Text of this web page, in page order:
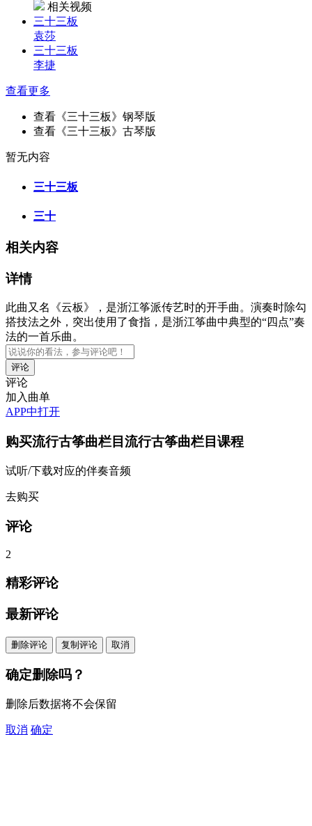
相关视频
三十三板
袁莎
三十三板
李捷
查看更多
查看《三十三板》钢琴版
查看《三十三板》古琴版
暂无内容
三十三板
三十
相关内容
详情
此曲又名《云板》，是浙江筝派传艺时的开手曲。演奏时除勾
搭技法之外，突出使用了食指，是浙江筝曲中典型的“四点”奏
法的一首乐曲。
评论
加入曲单
APP中打开
购买流行古筝曲栏目流行古筝曲栏目 课程
试听/下载对应的伴奏音频
去购买
评论
2
精彩评论
最新评论
删除评论 复制评论 取消
确定删除吗？
删除后数据将不会保留
取消 确定